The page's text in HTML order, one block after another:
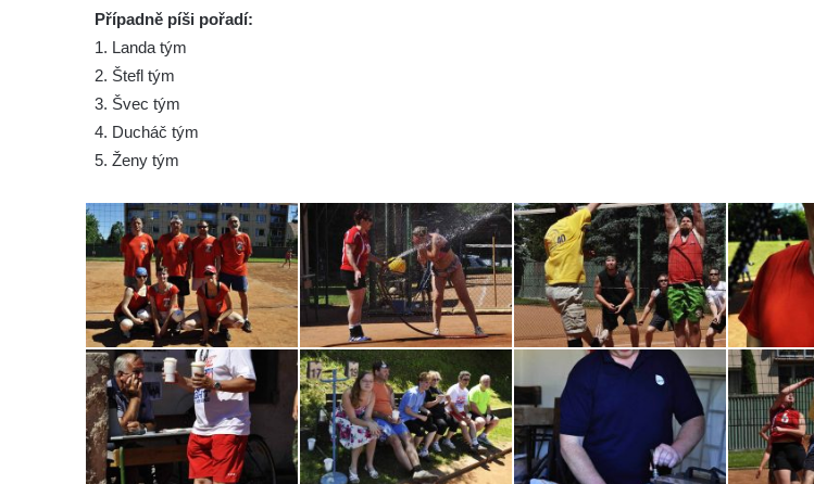
Případně píši pořadí:
1. Landa tým
2. Štefl tým
3. Švec tým
4. Ducháč tým
5. Ženy tým